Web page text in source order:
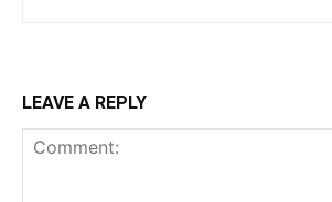
LEAVE A REPLY